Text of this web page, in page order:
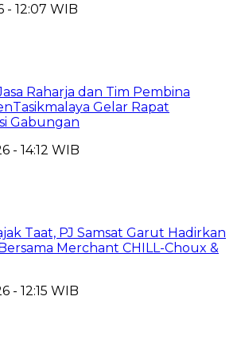
- 12:07 WIB
Raharja dan Tim Pembina
Gelar Rapat
Gabungan
- 14:12 WIB
Taat, PJ Samsat Garut Hadirkan
Merchant CHILL-Choux &
- 12:15 WIB